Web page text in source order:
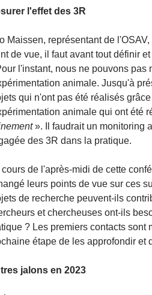
l'effet des 3R
Maissen, représentant de
de vue, il faut avant tout définir
l'instant, nous ne pouvons pas
animale. Jusqu'à
qui n'ont pas été réalisés
animale qui ont été
». Il faudrait un monitoring
des 3R dans la pratique.
de l'après-midi de cette
leurs points de vue sur ces
de recherche peuvent-ils
et chercheuses ont-ils
? Les premiers contacts
étape de les approfondir et
jalons en 2023